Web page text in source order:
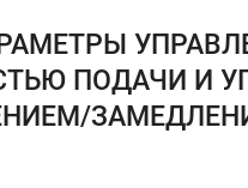
ПОДАЧИ И